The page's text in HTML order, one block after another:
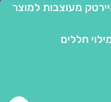
מעוצבות למוצר
חללים